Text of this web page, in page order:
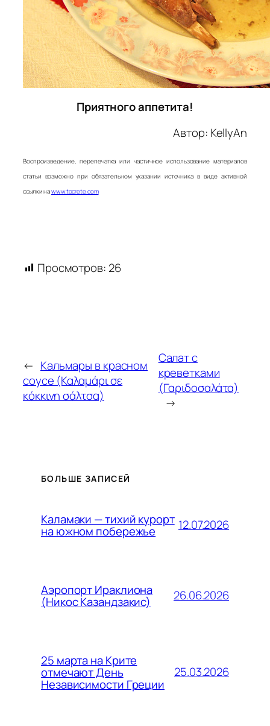
Приятного аппетита!
Автор: KellyAn
Воспроизведение, перепечатка или частичное использование материалов
статьи возможно при обязательном указании источника в виде активной
ссылки наwww.tocrete.com
Просмотров: 26
← Кальмары в красном
соусе (Καλαμάρι σε
κόκκινη σάλτσα)
Салат с
креветками
(Γαριδοσαλάτα)
→
БОЛЬШЕ ЗАПИСЕЙ
Каламаки — тихий курорт
на южном побережье 12.07.2026
Аэропорт Ираклиона
(Никос Казандзакис) 26.06.2026
25 марта на Крите
отмечают День
Независимости Греции
25.03.2026